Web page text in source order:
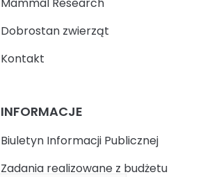
Mammal Research
Dobrostan zwierząt
Kontakt
INFORMACJE
Biuletyn Informacji Publicznej
Zadania realizowane z budżetu